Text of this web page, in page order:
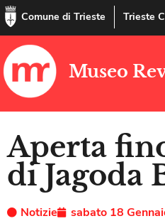
Comune di Trieste Trieste
Museo
Aperta
di Jagoda
Notizie
sabato 18